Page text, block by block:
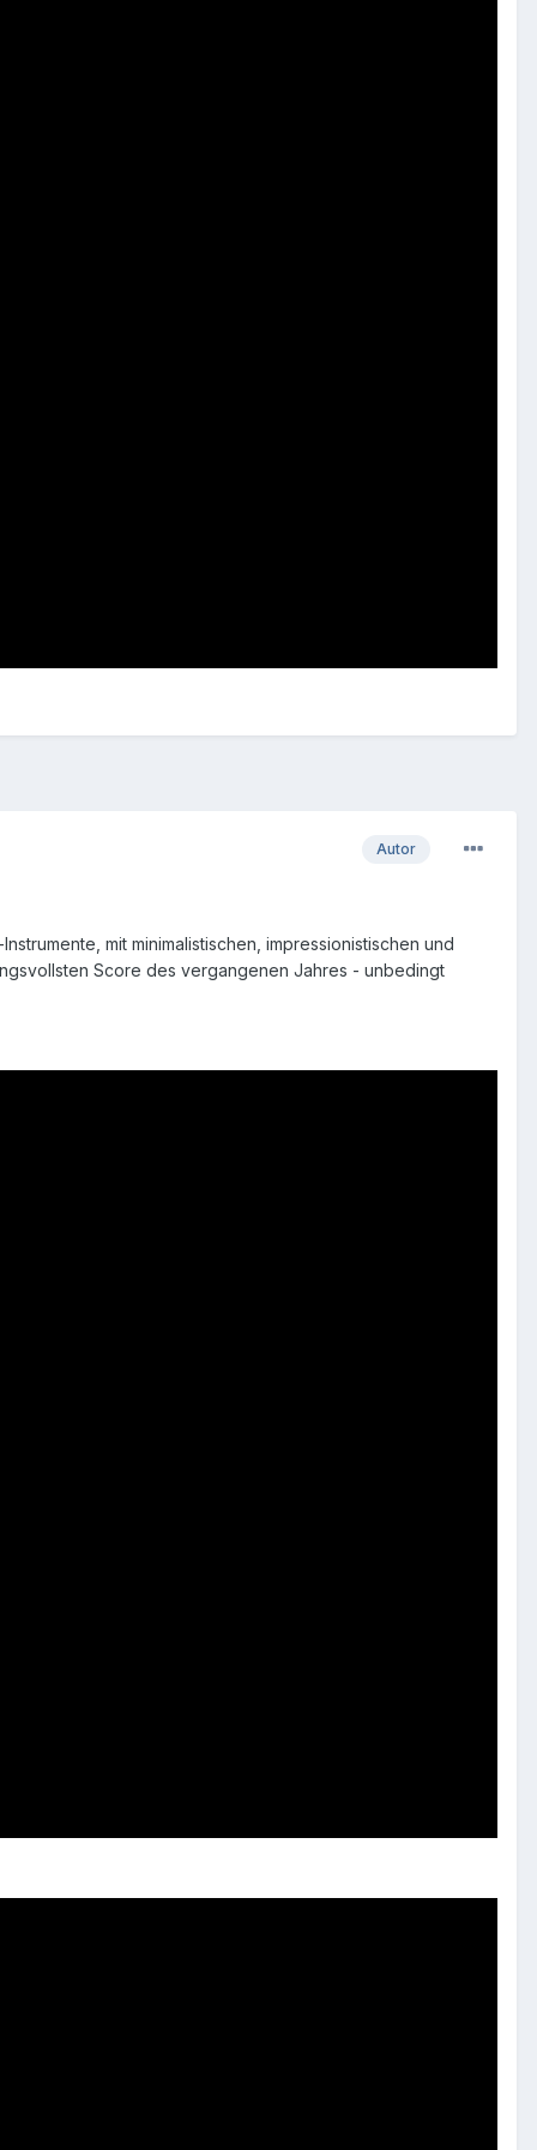
Autor
mit minimalistischen, impressionistischen und
Score des vergangenen Jahres - unbedingt